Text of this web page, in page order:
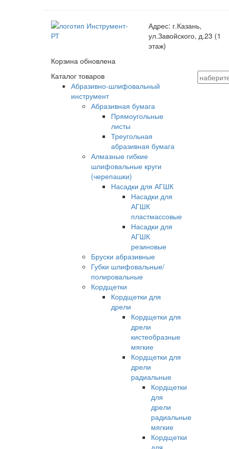
Адрес: г.Казань,
ул.Завойского, д.23 (1
этаж)
Корзина обновлена
Каталог товаров
Абразивно-шлифовальный
инструмент
Абразивная бумага
Прямоугольные
листы
Треугольная
абразивная бумага
Алмазные гибкие
шлифовальные круги
(черепашки)
Насадки для АГШК
Насадки для
АГШК
пластмассовые
Насадки для
АГШК
резиновые
Бруски абразивные
Губки шлифовальные/
полировальные
Кордщетки
Кордщетки для
дрели
Кордщетки для
дрели
кистеобразные
мягкие
Кордщетки для
дрели
радиальные
Кордщетки
для
дрели
радиальные
мягкие
Кордщетки
для